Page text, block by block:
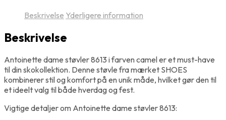
Beskrivelse Yderligere information
Beskrivelse
Antoinette dame støvler 8613 i farven camel er et must-have
til din skokollektion. Denne støvle fra mærket SHOES
kombinerer stil og komfort på en unik måde, hvilket gør den til
et ideelt valg til både hverdag og fest.
Vigtige detaljer om Antoinette dame støvler 8613: